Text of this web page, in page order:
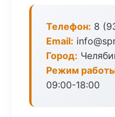
Телефон: 8
Email:
Город:
Режим
09:00-18:00